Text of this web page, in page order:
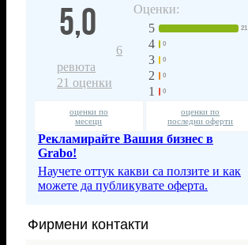
5,0
6
ревюта
21 оценки
Оценки:
5
21
4 0
3 0
2 0
1 0
оценки по
месеци
оценки по
последни оферти
Рекламирайте Вашия бизнес в
Grabo!
Научете оттук какви са ползите и как
можете да публикувате оферта.
Фирмени контакти